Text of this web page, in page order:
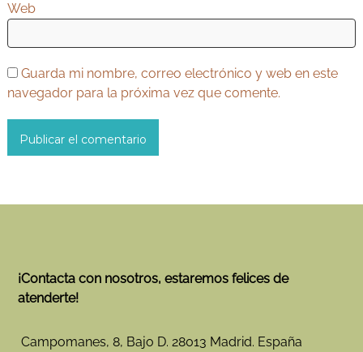
Web
Guarda mi nombre, correo electrónico y web en este
navegador para la próxima vez que comente.
¡Contacta con nosotros, estaremos felices de
atenderte!
Campomanes, 8, Bajo D. 28013 Madrid. España